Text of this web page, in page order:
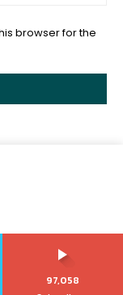
browser for the
97,058